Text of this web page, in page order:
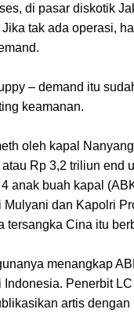
di pasar diskotik
tak ada operasi,
– demand itu
keamanan.
oleh kapal
Rp 3,2 triliun end
anak buah kapal
dan Kapolri
tersangka Cina itu
menangkap
Indonesia. Penerbit
artis